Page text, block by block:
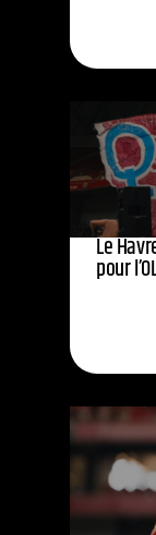
Le
pour